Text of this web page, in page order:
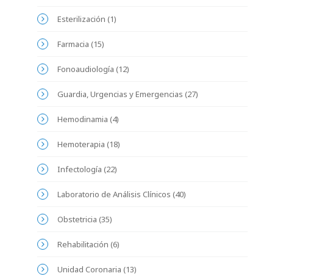
Esterilización (1)
Farmacia (15)
Fonoaudiología (12)
Guardia, Urgencias y Emergencias (27)
Hemodinamia (4)
Hemoterapia (18)
Infectología (22)
Laboratorio de Análisis Clínicos (40)
Obstetricia (35)
Rehabilitación (6)
Unidad Coronaria (13)